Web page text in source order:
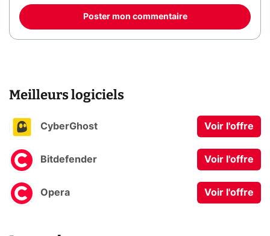
Poster mon commentaire
Meilleurs logiciels
CyberGhost Voir l'offre
Bitdefender Voir l'offre
Opera Voir l'offre